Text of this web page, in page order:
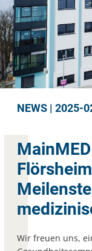
NEWS | 2025-
Wir freuen uns,